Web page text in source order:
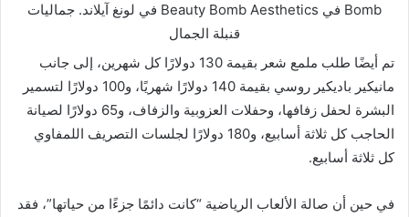
Bomb في Beauty Bomb Aesthetics في لونغ آيلاند.
جماليات
قنبلة الجمال
تم أيضًا طلب ملمع شعر بقيمة 130 دولارًا كل شهرين، إلى جانب
مانيكير باديكير روسي بقيمة 140 دولارًا شهريًا، و100 دولارًا لتسمير
البشرة لحفل زفافها، وحفلات العزوبية والزفاف، و65 دولارًا لصيانة
الحاجب كل ثلاثة أسابيع، و180 دولارًا لجلسات التصريف اللمفاوي
كل ثلاثة أسابيع.
في حين أن صالة الألعاب الرياضية “كانت دائمًا جزءًا من حياتها”، فقد